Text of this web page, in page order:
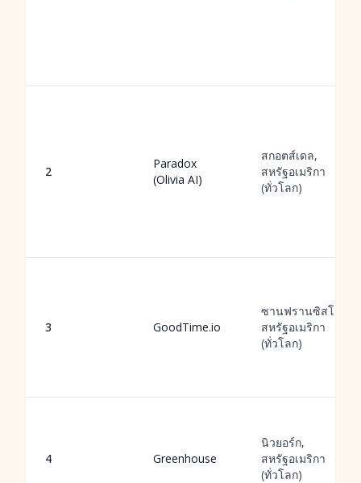
2
Paradox
(Olivia AI)
สกอตส์เดล,
สหรัฐอเมริกา
(ทั่วโลก)
3 GoodTime.io
ซานฟรานซิสโก,
สหรัฐอเมริกา
(ทั่วโลก)
4 Greenhouse
นิวยอร์ก,
สหรัฐอเมริกา
(ทั่วโลก)